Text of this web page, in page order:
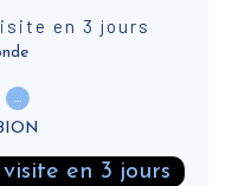
en 3 jours
…